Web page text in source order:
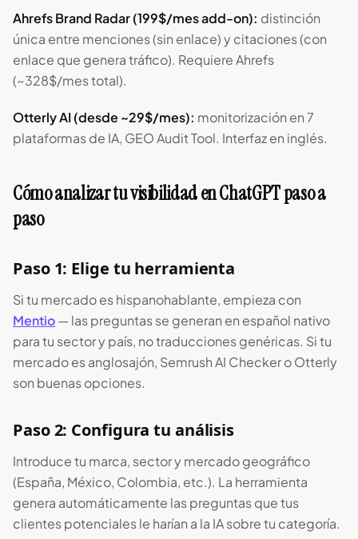
Ahrefs Brand Radar (199$/mes add-on): distinción
única entre menciones (sin enlace) y citaciones (con
enlace que genera tráfico). Requiere Ahrefs
(~328$/mes total).
Otterly AI (desde ~29$/mes): monitorización en 7
plataformas de IA, GEO Audit Tool. Interfaz en inglés.
Cómo analizar tu visibilidad en ChatGPT paso a
paso
Paso 1: Elige tu herramienta
Si tu mercado es hispanohablante, empieza con
Mentio— las preguntas se generan en español nativo
para tu sector y país, no traducciones genéricas. Si tu
mercado es anglosajón, Semrush AI Checker o Otterly
son buenas opciones.
Paso 2: Configura tu análisis
Introduce tu marca, sector y mercado geográfico
(España, México, Colombia, etc.). La herramienta
genera automáticamente las preguntas que tus
clientes potenciales le harían a la IA sobre tu categoría.